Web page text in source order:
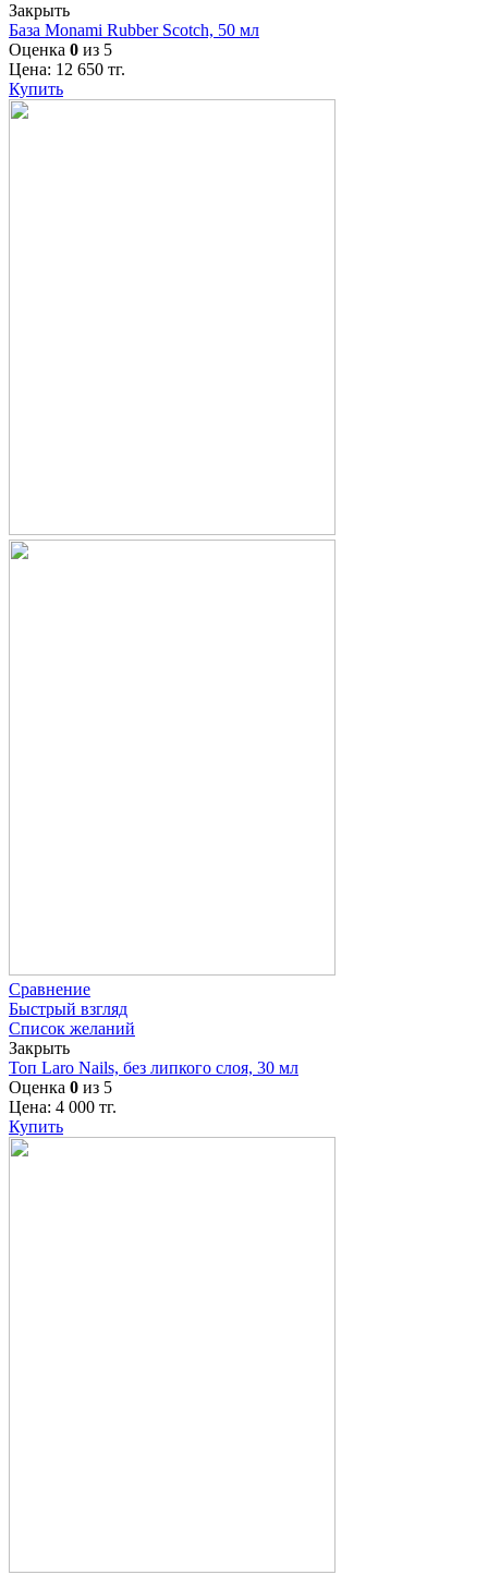
Закрыть
База Monami Rubber Scotch, 50 мл
Оценка 0 из 5
Цена: 12 650 тг.
Купить
Сравнение
Быстрый взгляд
Список желаний
Закрыть
Топ Laro Nails, без липкого слоя, 30 мл
Оценка 0 из 5
Цена: 4 000 тг.
Купить